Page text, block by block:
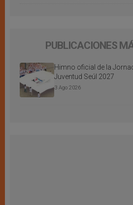
PUBLICACIONES
Himno oficial de la
Juventud Seúl 2027
3 Ago 2026